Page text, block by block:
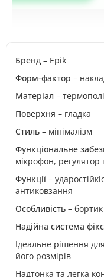
Бренд – Epik
Форм-фактор –
Матеріал –
Поверхня – гладка
Стиль – мінімалізм
Функціональне
мікрофон, регулятор
Функції –
антиковзання
Особливість –
Надійна система
Ідеальне рішення
його розмірів
Надтонка та легка